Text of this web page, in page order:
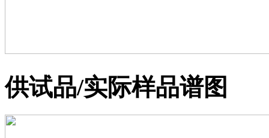
供试品/实际样品谱图